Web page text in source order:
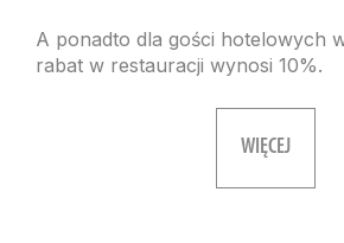
A ponadto dla gości hotelowych
rabat w restauracji wynosi 10%.
WIĘCEJ